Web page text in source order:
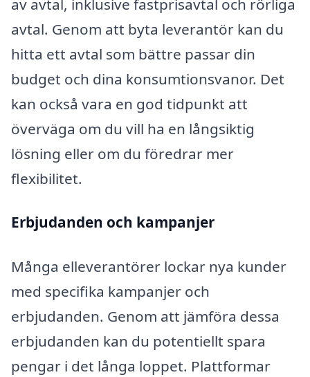
av avtal, inklusive fastprisavtal och rörliga
avtal. Genom att byta leverantör kan du
hitta ett avtal som bättre passar din
budget och dina konsumtionsvanor. Det
kan också vara en god tidpunkt att
överväga om du vill ha en långsiktig
lösning eller om du föredrar mer
flexibilitet.
Erbjudanden och kampanjer
Många elleverantörer lockar nya kunder
med specifika kampanjer och
erbjudanden. Genom att jämföra dessa
erbjudanden kan du potentiellt spara
pengar i det långa loppet. Plattformar